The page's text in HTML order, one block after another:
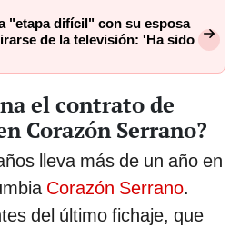
"etapa difícil" con su esposa
de la televisión: 'Ha sido
el contrato de
Corazón Serrano?
lleva más de un año en
Corazón Serrano.
del último fichaje, que